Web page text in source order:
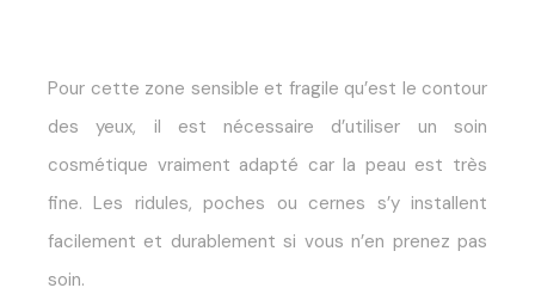
Pour cette zone sensible et fragile qu’est le contour
des yeux, il est nécessaire d’utiliser un soin
cosmétique vraiment adapté car la peau est très
fine. Les ridules, poches ou cernes s’y installent
facilement et durablement si vous n’en prenez pas
soin.